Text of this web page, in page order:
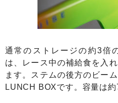
通常のストレージの約3倍
は、レース中の補給食を入
ます。ステムの後方のビー
LUNCH BOXです。容量は約